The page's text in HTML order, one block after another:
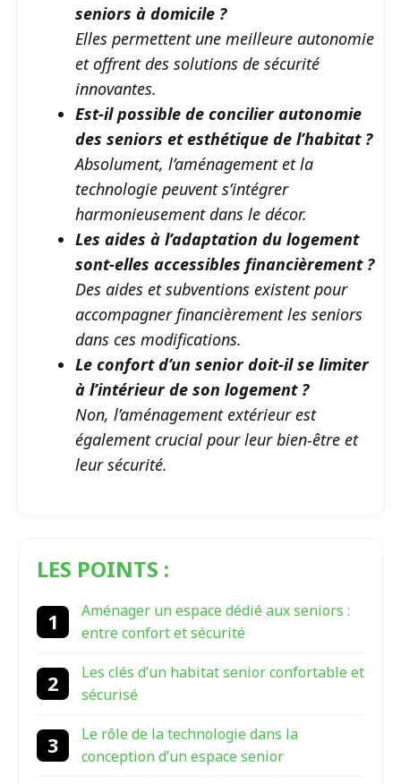
seniors à domicile ?
Elles permettent une meilleure autonomie
et offrent des solutions de sécurité
innovantes.
Est-il possible de concilier autonomie
des seniors et esthétique de l’habitat ?
Absolument, l’aménagement et la
technologie peuvent s’intégrer
harmonieusement dans le décor.
Les aides à l’adaptation du logement
sont-elles accessibles financièrement ?
Des aides et subventions existent pour
accompagner financièrement les seniors
dans ces modifications.
Le confort d’un senior doit-il se limiter
à l’intérieur de son logement ?
Non, l’aménagement extérieur est
également crucial pour leur bien-être et
leur sécurité.
LES POINTS :
Aménager un espace dédié aux seniors :
entre confort et sécurité
Les clés d’un habitat senior confortable et
sécurisé
Le rôle de la technologie dans la
conception d’un espace senior